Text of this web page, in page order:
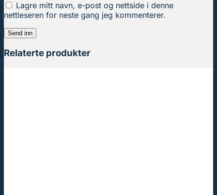
Lagre mitt navn, e-post og nettside i denne
nettleseren for neste gang jeg kommenterer.
Relaterte produkter